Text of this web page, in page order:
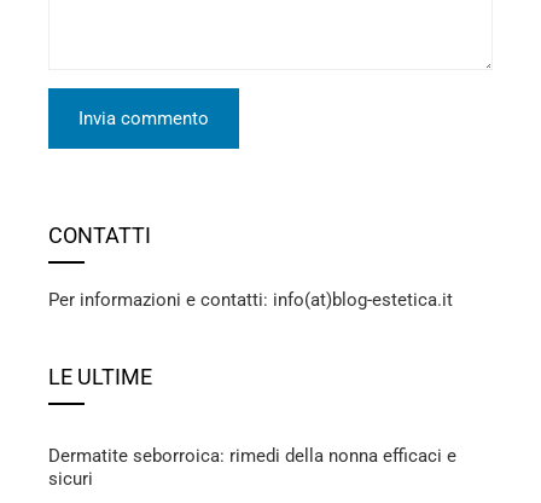
CONTATTI
Per informazioni e contatti: info(at)blog-estetica.it
LE ULTIME
Dermatite seborroica: rimedi della nonna efficaci e
sicuri